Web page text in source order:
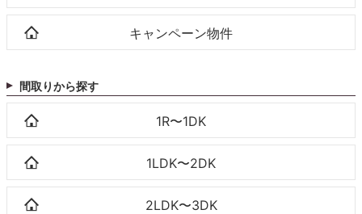
キャンペーン物件
間取りから探す
1R〜1DK
1LDK〜2DK
2LDK〜3DK